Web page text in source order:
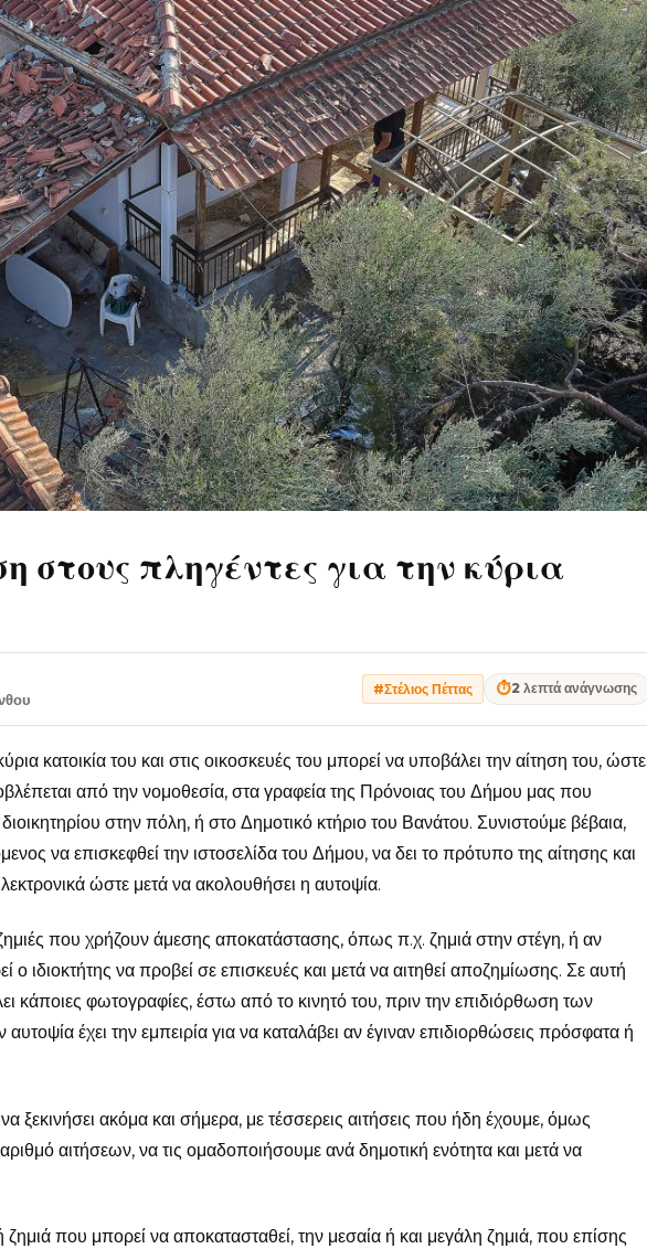
στους πληγέντες για την κύρια
#Στέλιος Πέττας ⏱2 λεπτά ανάγνωσης
κατοικία του και στις οικοσκευές του μπορεί να υποβάλει την αίτηση του, ώστε
από την νομοθεσία, στα γραφεία της Πρόνοιας του Δήμου μας που
στην πόλη, ή στο Δημοτικό κτήριο του Βανάτου. Συνιστούμε βέβαια,
να επισκεφθεί την ιστοσελίδα του Δήμου, να δει το πρότυπο της αίτησης και
ώστε μετά να ακολουθήσει η αυτοψία.
που χρήζουν άμεσης αποκατάστασης, όπως π.χ. ζημιά στην στέγη, ή αν
ιδιοκτήτης να προβεί σε επισκευές και μετά να αιτηθεί αποζημίωσης. Σε αυτή
κάποιες φωτογραφίες, έστω από το κινητό του, πριν την επιδιόρθωση των
έχει την εμπειρία για να καταλάβει αν έγιναν επιδιορθώσεις πρόσφατα ή
ξεκινήσει ακόμα και σήμερα, με τέσσερεις αιτήσεις που ήδη έχουμε, όμως
αιτήσεων, να τις ομαδοποιήσουμε ανά δημοτική ενότητα και μετά να
ζημιά που μπορεί να αποκατασταθεί, την μεσαία ή και μεγάλη ζημιά, που επίσης